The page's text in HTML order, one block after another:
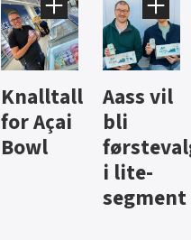
Brus og
jus fra
Berentsen
Hard
iste fra
Hansa